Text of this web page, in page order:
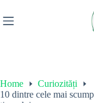
to
content
Home
Curiozități
10 dintre cele mai